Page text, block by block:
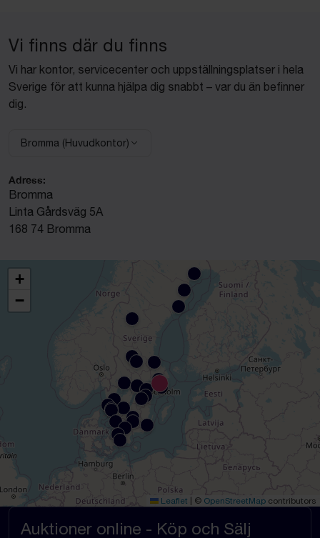
Vi finns där du finns
Vi har kontor, servicecenter och uppställningsplatser i hela
Sverige för att kunna hjälpa dig snabbt – var du än befinner
dig.
Välj anläggning:
Bromma (Huvudkontor)
Adress:
Bromma
Linta Gårdsväg 5A
168 74 Bromma
+
−
Leaflet | © OpenStreetMap contributors
Auktioner online - Köp och Sälj